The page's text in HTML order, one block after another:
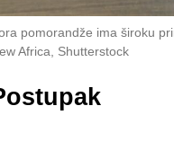
pomorandže ima široku
Africa, Shutterstock